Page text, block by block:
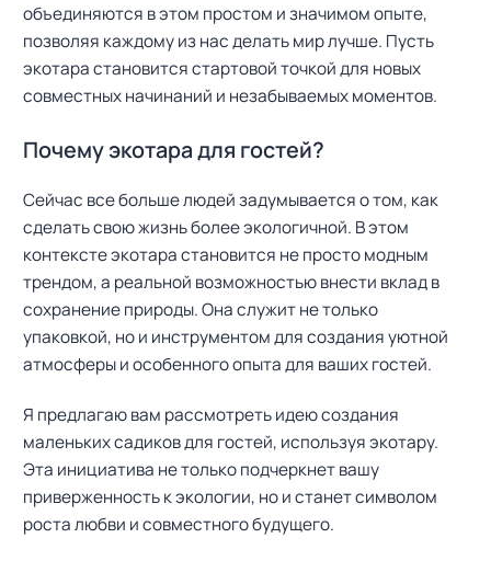
объединяются в этом простом и значимом опыте,
позволяя каждому из нас делать мир лучше. Пусть
экотара становится стартовой точкой для новых
совместных начинаний и незабываемых моментов.
Почему экотара для гостей?
Сейчас все больше людей задумывается о том, как
сделать свою жизнь более экологичной. В этом
контексте экотара становится не просто модным
трендом, а реальной возможностью внести вклад в
сохранение природы. Она служит не только
упаковкой, но и инструментом для создания уютной
атмосферы и особенного опыта для ваших гостей.
Я предлагаю вам рассмотреть идею создания
маленьких садиков для гостей, используя экотару.
Эта инициатива не только подчеркнет вашу
приверженность к экологии, но и станет символом
роста любви и совместного будущего.